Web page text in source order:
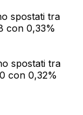
spostati tra
con 0,33%
spostati tra
con 0,32%